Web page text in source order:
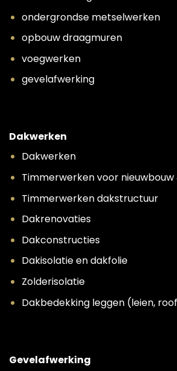
ondergrondse metselwerken
opbouw draagmuren
voegwerken
gevelafwerking
Dakwerken
Dakwerken
Timmerwerken voor
Timmerwerken dakstructuur
Dakrenovaties
Dakconstructies
Dakisolatie en dakfolie
Zolderisolatie
Dakbedekking leggen (leien,
Gevelafwerking